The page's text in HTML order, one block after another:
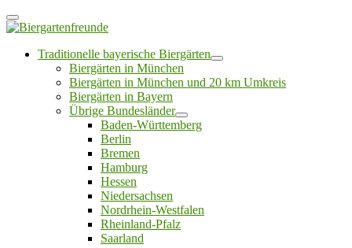
Traditionelle bayerische Biergärten
Biergärten in München
Biergärten in München und 20 km Umkreis
Biergärten in Bayern
Übrige Bundesländer
Baden-Württemberg
Berlin
Bremen
Hamburg
Hessen
Niedersachsen
Nordrhein-Westfalen
Rheinland-Pfalz
Saarland